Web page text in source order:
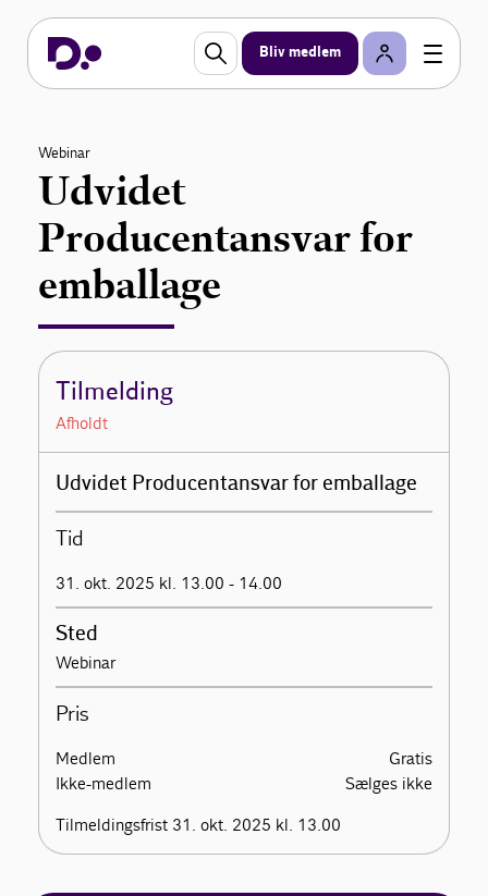
Bliv medlem
Webinar
Udvidet
Producentansvar for
emballage
Tilmelding
Afholdt
Udvidet Producentansvar for emballage
Tid
31. okt. 2025 kl. 13.00 - 14.00
Sted
Webinar
Pris
Medlem
Gratis
Ikke-medlem
Sælges ikke
Tilmeldingsfrist 31. okt. 2025 kl. 13.00